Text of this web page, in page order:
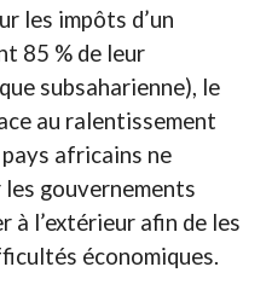
les impôts d’un
85 % de leur
subsaharienne), le
au ralentissement
africains ne
gouvernements
à l’extérieur afin de les
économiques.